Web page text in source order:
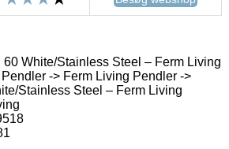
White/Stainless Steel – Ferm Living
Pendler -> Ferm Living Pendler ->
Stainless Steel – Ferm Living